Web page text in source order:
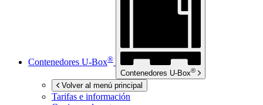
Contenedores U-Box®
Contenedores U-Box®
Volver al menú principal
Tarifas e información